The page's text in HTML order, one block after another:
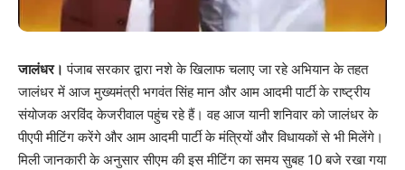
जालंधर।पंजाब सरकार द्वारा नशे के खिलाफ चलाए जा रहे अभियान के तहत
जालंधर में आज मुख्यमंत्री भगवंत सिंह मान और आम आदमी पार्टी के राष्ट्रीय
संयोजक अरविंद केजरीवाल पहुंच रहे हैं। वह आज यानी शनिवार को जालंधर के
पीएपी मीटिंग करेंगे और आम आदमी पार्टी के मंत्रियों और विधायकों से भी मिलेंगे।
मिली जानकारी के अनुसार सीएम की इस मीटिंग का समय सुबह 10 बजे रखा गया